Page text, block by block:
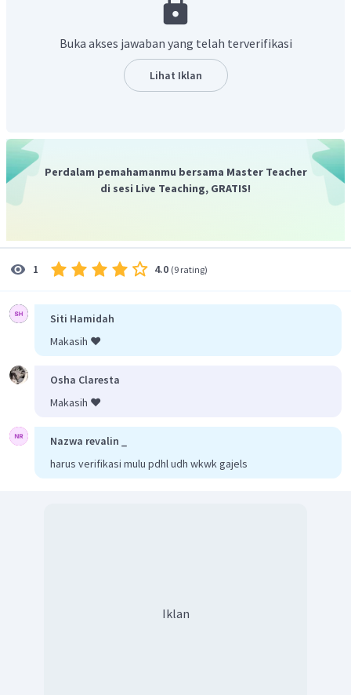
Maka, penulisan persamaan reaksi kimianya adalah
Buka akses jawaban yang telah terverifikasi
Lihat Iklan
Perdalam pemahamanmu bersama Master Teacher
di sesi Live Teaching, GRATIS!
1 4.0 (9 rating)
Siti Hamidah
Makasih ❤️
Osha Claresta
Makasih ❤️
Nazwa revalin _
harus verifikasi mulu pdhl udh wkwk gajels
Iklan